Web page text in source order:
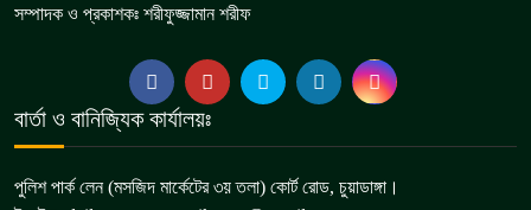
সম্পাদক ও প্রকাশকঃ শরীফুজ্জামান শরীফ
বার্তা ও বানিজ্যিক কার্যালয়ঃ
পুলিশ পার্ক লেন (মসজিদ মার্কেটের ৩য় তলা) কোর্ট রোড, চুয়াডাঙ্গা।